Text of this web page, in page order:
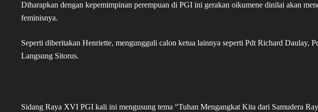
Diharapkan dengan kepemimpinan perempuan di PGI ini gerakan oikumene dinilai akan
feminisnya.
Seperti diberitakan Henriette, mengungguli calon ketua lainnya seperti Pdt Richard Daulay,
Langsung Sitorus.
Sidang Raya XVI PGI kali ini mengusung tema “Tuhan Mengangkat Kita dari Samudera